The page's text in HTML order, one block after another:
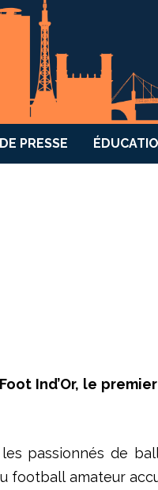
PRESSE
Ind’Or, le
passionnés de
football amateur